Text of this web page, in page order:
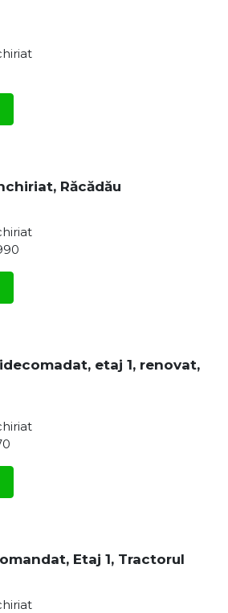
Răcădău
etaj 1, renovat,
Etaj 1, Tractorul